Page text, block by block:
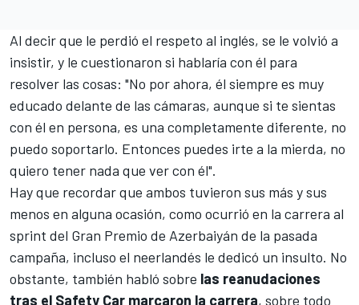
Al decir que le perdió el respeto al inglés, se le volvió a
insistir, y le cuestionaron si hablaría con él para
resolver las cosas: "No por ahora, él siempre es muy
educado delante de las cámaras, aunque si te sientas
con él en persona, es una completamente diferente, no
puedo soportarlo. Entonces puedes irte a la mierda, no
quiero tener nada que ver con él".
Hay que recordar que ambos tuvieron sus más y sus
menos en alguna ocasión, como ocurrió en la carrera al
sprint del Gran Premio de Azerbaiyán de la pasada
campaña, incluso el neerlandés le dedicó un insulto. No
obstante, también habló sobre las reanudaciones
tras el Safety Car marcaron la carrera, sobre todo